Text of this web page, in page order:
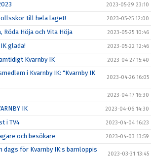
2023-05-29 23:10
till hela laget! 2023-05-25 12:00
Höja och Vita Höja 2023-05-25 10:46
glada! 2023-05-22 12:46
Kvarnby IK 2023-04-27 15:40
i Kvarnby IK: "Kvarnby IK
2023-04-26 16:05
2023-04-17 16:30
IK 2023-04-06 14:30
i TV4 2023-04-04 16:23
och besökare 2023-04-03 13:59
dags för Kvarnby IK:s barnloppis
2023-03-31 13:45